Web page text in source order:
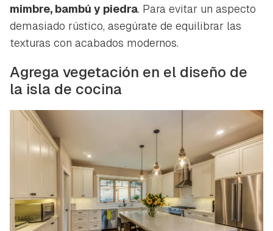
mimbre, bambú y piedra. Para evitar un aspecto
demasiado rústico, asegúrate de equilibrar las
texturas con acabados modernos.
Agrega vegetación en el diseño de
la isla de cocina